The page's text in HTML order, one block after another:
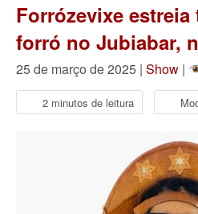
Forrózevixe
forró no Jubiabar,
25 de março de 2025 | Show |
2 minutos de leitura